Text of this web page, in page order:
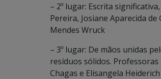
– 2º lugar: Escrita
Pereira, Josiane Aparecida
Mendes Wruck
– 3º lugar: De mãos unidas
resíduos sólidos. Professoras
Chagas e Elisangela